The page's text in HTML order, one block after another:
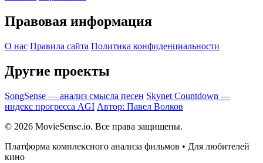
Правовая информация
О нас Правила сайта Политика конфиденциальности
Другие проекты
SongSense — анализ смысла песен Skynet Countdown —
индекс прогресса AGI Автор: Павел Волков
© 2026 MovieSense.io. Все права защищены.
Платформа комплексного анализа фильмов • Для любителей
кино